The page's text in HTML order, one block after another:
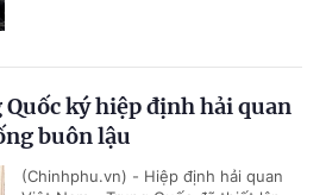
ký hiệp định hải quan
buôn lậu
(Chinhphu.vn) - Hiệp định hải quan